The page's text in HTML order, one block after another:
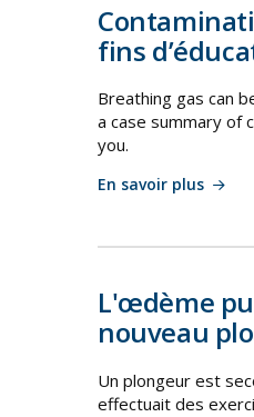
fins
Breathing gas can
a case summary of
you.
En savoir plus
L'œdème
nouveau
Un plongeur est
effectuait des